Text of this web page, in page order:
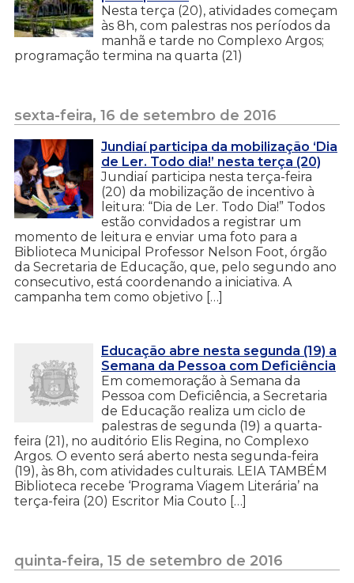
Nesta terça (20), atividades começam
às 8h, com palestras nos períodos da
manhã e tarde no Complexo Argos;
programação termina na quarta (21)
sexta-feira, 16 de setembro de 2016
Jundiaí participa da mobilização ‘Dia
de Ler. Todo dia!’ nesta terça (20)
Jundiaí participa nesta terça-feira
(20) da mobilização de incentivo à
leitura: “Dia de Ler. Todo Dia!” Todos
estão convidados a registrar um
momento de leitura e enviar uma foto para a
Biblioteca Municipal Professor Nelson Foot, órgão
da Secretaria de Educação, que, pelo segundo ano
consecutivo, está coordenando a iniciativa. A
campanha tem como objetivo […]
Educação abre nesta segunda (19) a
Semana da Pessoa com Deficiência
Em comemoração à Semana da
Pessoa com Deficiência, a Secretaria
de Educação realiza um ciclo de
palestras de segunda (19) a quarta-
feira (21), no auditório Elis Regina, no Complexo
Argos. O evento será aberto nesta segunda-feira
(19), às 8h, com atividades culturais. LEIA TAMBÉM
Biblioteca recebe ‘Programa Viagem Literária’ na
terça-feira (20) Escritor Mia Couto […]
quinta-feira, 15 de setembro de 2016